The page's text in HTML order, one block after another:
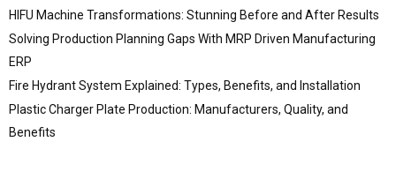
HIFU Machine Transformations: Stunning Before and After Results
Solving Production Planning Gaps With MRP Driven Manufacturing
ERP
Fire Hydrant System Explained: Types, Benefits, and Installation
Plastic Charger Plate Production: Manufacturers, Quality, and
Benefits